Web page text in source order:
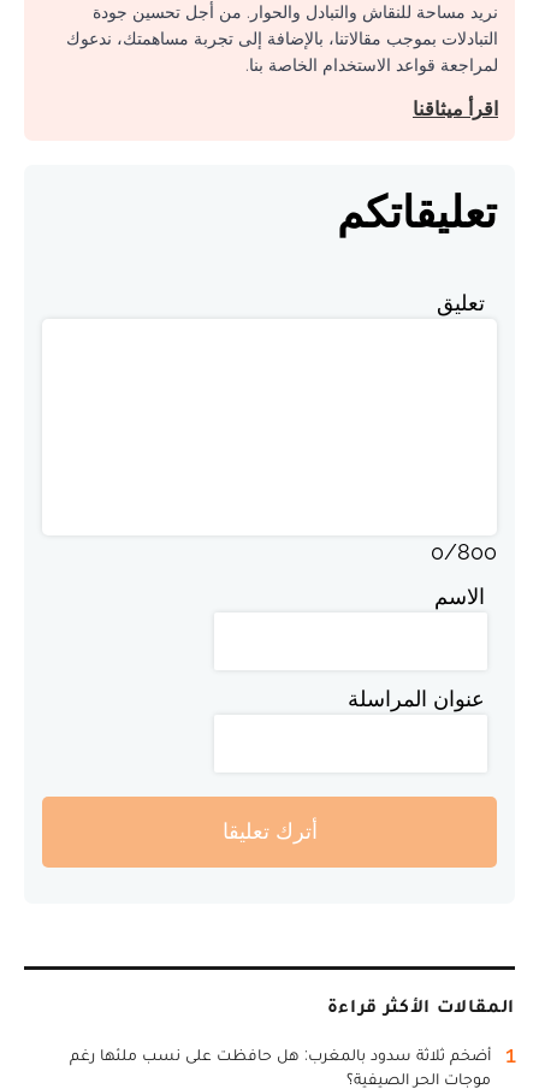
نريد مساحة للنقاش والتبادل والحوار. من أجل تحسين جودة
التبادلات بموجب مقالاتنا، بالإضافة إلى تجربة مساهمتك، ندعوك
لمراجعة قواعد الاستخدام الخاصة بنا.
اقرأ ميثاقنا
تعليقاتكم
تعليق
0/800
الاسم
عنوان المراسلة
أترك تعليقا
المقالات الأكثر قراءة
1
أضخم ثلاثة سدود بالمغرب: هل حافظت على نسب ملئها رغم
موجات الحر الصيفية؟